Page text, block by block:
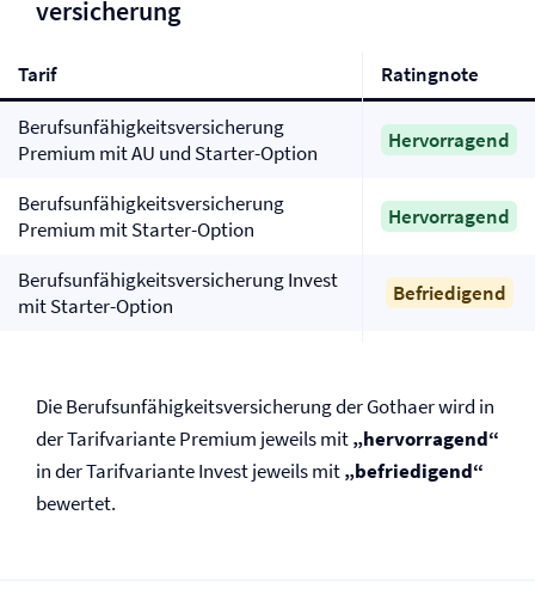
versicherung
Tarif
Ratingnote
Berufs­unfähigkeits­versicherung
Premium mit AU und Starter-Option
Hervorragend
Berufs­unfähigkeits­versicherung
Premium mit Starter-Option
Hervorragend
Berufs­unfähigkeits­versicherung Invest
mit Starter-Option
Befriedigend
Die Berufs­unfähigkeits­versicherung der Gothaer wird in
der Tarifvariante Premium jeweils mit„hervorragend“
in der Tarifvariante Invest jeweils mit„befriedigend“
bewertet.